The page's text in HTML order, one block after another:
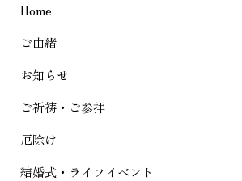
ー
シ
ョ
ン
Home
ご由緒
お知らせ
ご祈祷・ご参拝
厄除け
結婚式・ライフイベント